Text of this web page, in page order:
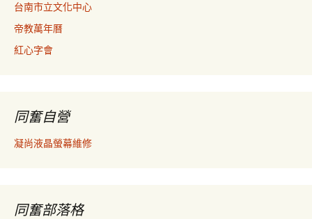
台南市立文化中心
帝教萬年曆
紅心字會
同奮自營
凝尚液晶螢幕維修
同奮部落格